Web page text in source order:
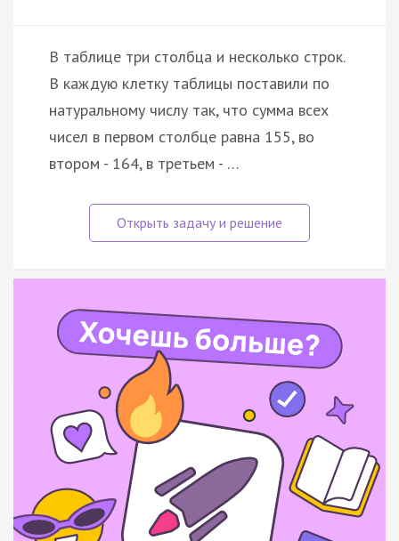
В таблице три столбца и несколько строк.
В каждую клетку таблицы поставили по
натуральному числу так, что сумма всех
чисел в первом столбце равна 155, во
втором - 164, в третьем - …